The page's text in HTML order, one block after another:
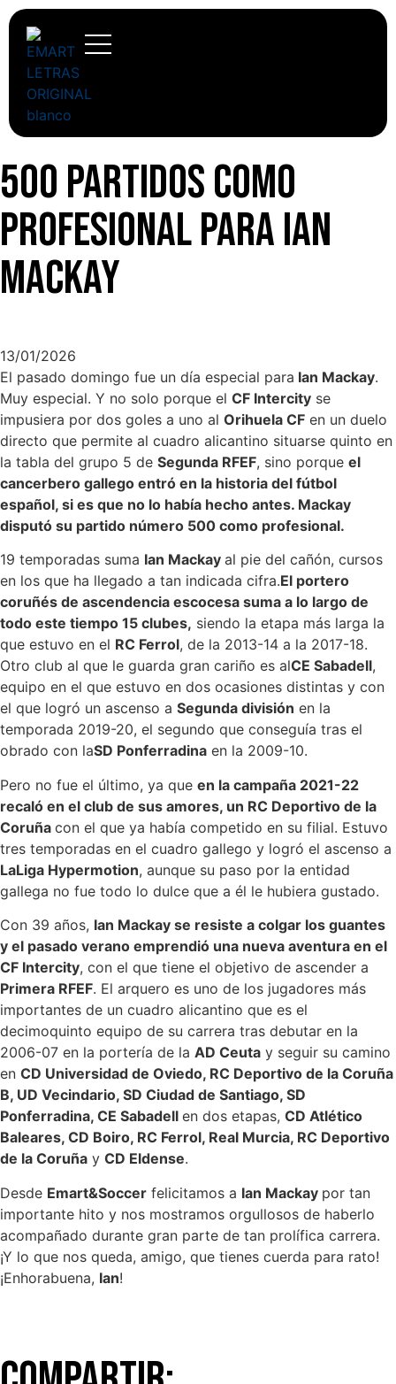
500 partidos como
profesional para Ian
Mackay
13/01/2026
El pasado domingo fue un día especial para Ian Mackay.
Muy especial. Y no solo porque el CF Intercity se
impusiera por dos goles a uno al Orihuela CF en un duelo
directo que permite al cuadro alicantino situarse quinto en
la tabla del grupo 5 de Segunda RFEF, sino porque el
cancerbero gallego entró en la historia del fútbol
español, si es que no lo había hecho antes. Mackay
disputó su partido número 500 como profesional.
19 temporadas suma Ian Mackay al pie del cañón, cursos
en los que ha llegado a tan indicada cifra.El portero
coruñés de ascendencia escocesa suma a lo largo de
todo este tiempo 15 clubes, siendo la etapa más larga la
que estuvo en el RC Ferrol, de la 2013-14 a la 2017-18.
Otro club al que le guarda gran cariño es alCE Sabadell,
equipo en el que estuvo en dos ocasiones distintas y con
el que logró un ascenso a Segunda división en la
temporada 2019-20, el segundo que conseguía tras el
obrado con laSD Ponferradina en la 2009-10.
Pero no fue el último, ya que en la campaña 2021-22
recaló en el club de sus amores, un RC Deportivo de la
Coruña con el que ya había competido en su filial. Estuvo
tres temporadas en el cuadro gallego y logró el ascenso a
LaLiga Hypermotion, aunque su paso por la entidad
gallega no fue todo lo dulce que a él le hubiera gustado.
Con 39 años, Ian Mackay se resiste a colgar los guantes
y el pasado verano emprendió una nueva aventura en el
CF Intercity, con el que tiene el objetivo de ascender a
Primera RFEF. El arquero es uno de los jugadores más
importantes de un cuadro alicantino que es el
decimoquinto equipo de su carrera tras debutar en la
2006-07 en la portería de la AD Ceuta y seguir su camino
en CD Universidad de Oviedo, RC Deportivo de la Coruña
B, UD Vecindario, SD Ciudad de Santiago, SD
Ponferradina, CE Sabadell en dos etapas, CD Atlético
Baleares, CD Boiro, RC Ferrol, Real Murcia, RC Deportivo
de la Coruña y CD Eldense.
Desde Emart&Soccer felicitamos a Ian Mackay por tan
importante hito y nos mostramos orgullosos de haberlo
acompañado durante gran parte de tan prolífica carrera.
¡Y lo que nos queda, amigo, que tienes cuerda para rato!
¡Enhorabuena, Ian!